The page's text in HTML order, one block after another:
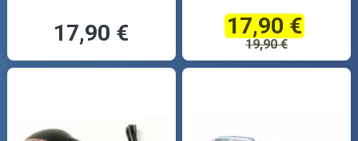
17,90 € 17,90 €
19,90 €